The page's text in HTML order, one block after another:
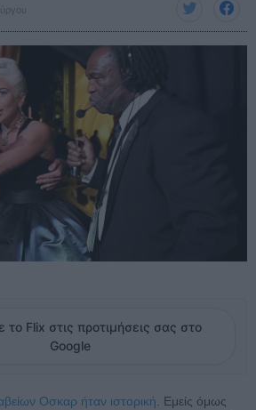
το Flix στις προτιμήσεις σας στο
Google
Οσκαρ ήταν ιστορική . Εμείς όμως